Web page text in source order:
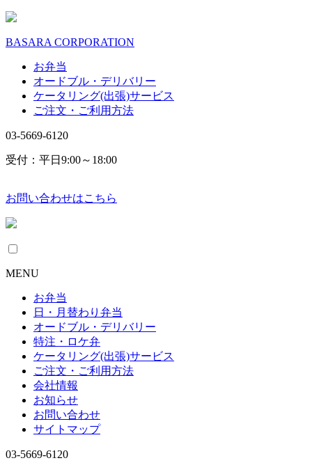
BASARA CORPORATION
お弁当
オードブル・デリバリー
ケータリング(出張)サービス
ご注文・ご利用方法
03-5669-6120
受付：平日9:00～18:00
お問い合わせはこちら
MENU
お弁当
日・月替わり弁当
オードブル・デリバリー
特注・ロケ弁
ケータリング(出張)サービス
ご注文・ご利用方法
会社情報
お知らせ
お問い合わせ
サイトマップ
03-5669-6120